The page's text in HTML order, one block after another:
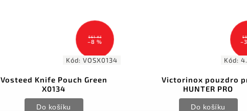
561 Kč
–8 %
Kód: VOSX0134
Vosteed Knife Pouch Green
X0134
Do košíku
Kód:
Victorinox pouzdro
HUNTER PRO
Do košíku